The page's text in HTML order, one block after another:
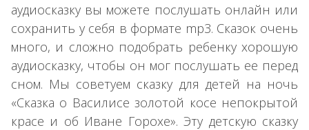
аудиосказку вы можете послушать онлайн или
сохранить у себя в формате mp3. Сказок очень
много, и сложно подобрать ребенку хорошую
аудиосказку, чтобы он мог послушать ее перед
сном. Мы советуем сказку для детей на ночь
«Сказка о Василисе золотой косе непокрытой
красе и об Иване Горохе». Эту детскую сказку